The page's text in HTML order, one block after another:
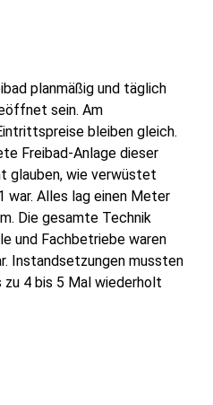
planmäßig und täglich
sein. Am
bleiben gleich.
Freibad-Anlage dieser
glauben, wie verwüstet
war. Alles lag einen Meter
Die gesamte Technik
und Fachbetriebe waren
Instandsetzungen mussten
4 bis 5 Mal wiederholt